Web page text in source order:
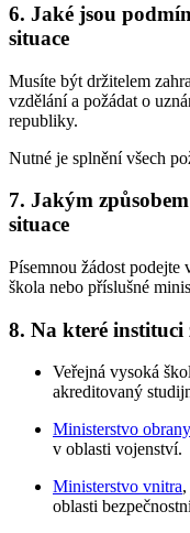
6. Jaké jsou
situace
Musíte být držitelem
vzdělání a požádat o
republiky.
Nutné je splnění všech
7. Jakým
situace
Písemnou žádost podejte
škola nebo příslušné
8. Na které
Veřejná vysoká
akreditovaný
Ministerstvo obrany
v oblasti vojenství.
Ministerstvo vnitra
oblasti